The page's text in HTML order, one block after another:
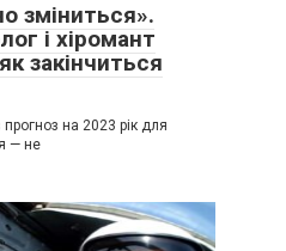
зміниться».
і хіромант
закінчиться
на 2023 рік для
— не